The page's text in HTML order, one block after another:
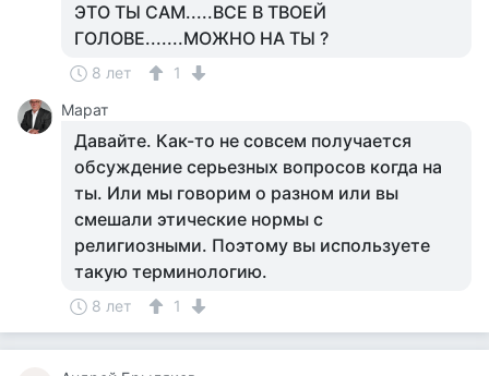
ЭТО ТЫ САМ.....ВСЕ В ТВОЕЙ
ГОЛОВЕ.......МОЖНО НА ТЫ ?
8 лет
1
Марат
Давайте. Как-то не совсем получается
обсуждение серьезных вопросов когда на
ты. Или мы говорим о разном или вы
смешали этические нормы с
религиозными. Поэтому вы используете
такую терминологию.
8 лет 1